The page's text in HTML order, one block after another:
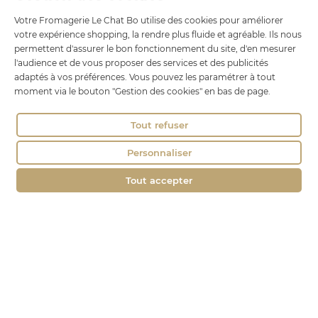
Votre Fromagerie Le Chat Bo utilise des cookies pour améliorer
votre expérience shopping, la rendre plus fluide et agréable. Ils nous
permettent d'assurer le bon fonctionnement du site, d'en mesurer
l'audience et de vous proposer des services et des publicités
adaptés à vos préférences. Vous pouvez les paramétrer à tout
moment via le bouton "Gestion des cookies" en bas de page.
Tout accepter
Tout refuser
Personnaliser
Le Chat Bo
18 rue Brillat Savarin
01100 OYONNAX
Tél. : 04 74 75 60 21
contact@fromagerie-lechatbo.fr